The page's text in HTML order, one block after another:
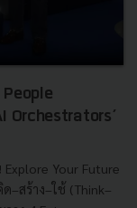
People
Orchestrators’
Your Future
–สร้าง–ใช้ (Think–